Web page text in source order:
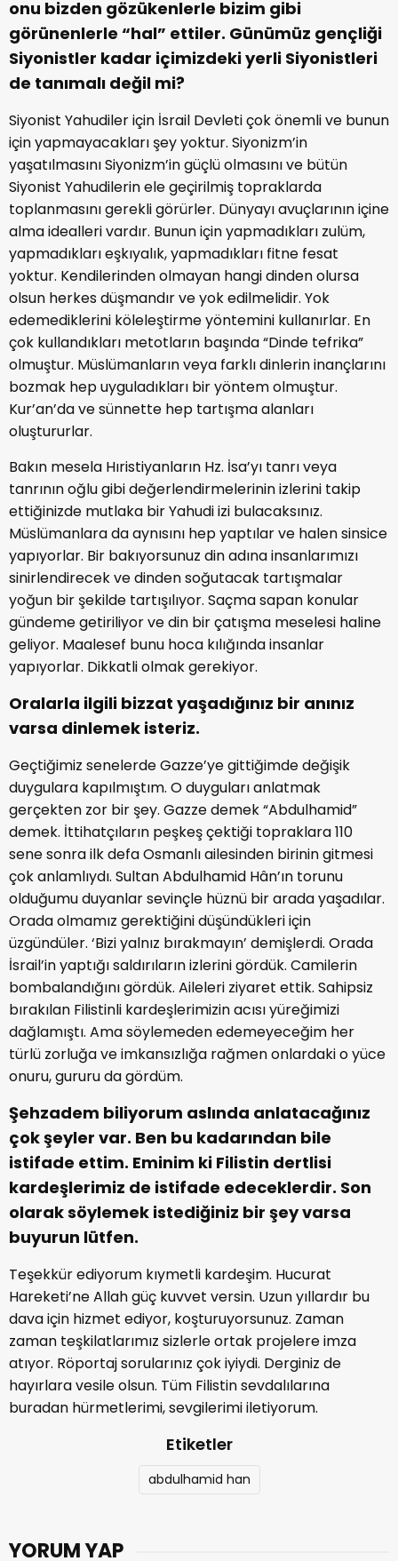
onu bizden gözükenlerle bizim gibi
görünenlerle “hal” ettiler. Günümüz gençliği
Siyonistler kadar içimizdeki yerli Siyonistleri
de tanımalı değil mi?
Siyonist Yahudiler için İsrail Devleti çok önemli ve bunun
için yapmayacakları şey yoktur. Siyonizm’in
yaşatılmasını Siyonizm’in güçlü olmasını ve bütün
Siyonist Yahudilerin ele geçirilmiş topraklarda
toplanmasını gerekli görürler. Dünyayı avuçlarının içine
alma idealleri vardır. Bunun için yapmadıkları zulüm,
yapmadıkları eşkıyalık, yapmadıkları fitne fesat
yoktur. Kendilerinden olmayan hangi dinden olursa
olsun herkes düşmandır ve yok edilmelidir. Yok
edemediklerini köleleştirme yöntemini kullanırlar. En
çok kullandıkları metotların başında “Dinde tefrika”
olmuştur. Müslümanların veya farklı dinlerin inançlarını
bozmak hep uyguladıkları bir yöntem olmuştur.
Kur’an’da ve sünnette hep tartışma alanları
oluştururlar.
Bakın mesela Hıristiyanların Hz. İsa’yı tanrı veya
tanrının oğlu gibi değerlendirmelerinin izlerini takip
ettiğinizde mutlaka bir Yahudi izi bulacaksınız.
Müslümanlara da aynısını hep yaptılar ve halen sinsice
yapıyorlar. Bir bakıyorsunuz din adına insanlarımızı
sinirlendirecek ve dinden soğutacak tartışmalar
yoğun bir şekilde tartışılıyor. Saçma sapan konular
gündeme getiriliyor ve din bir çatışma meselesi haline
geliyor. Maalesef bunu hoca kılığında insanlar
yapıyorlar. Dikkatli olmak gerekiyor.
Oralarla ilgili bizzat yaşadığınız bir anınız
varsa dinlemek isteriz.
Geçtiğimiz senelerde Gazze’ye gittiğimde değişik
duygulara kapılmıştım. O duyguları anlatmak
gerçekten zor bir şey. Gazze demek “Abdulhamid”
demek. İttihatçıların peşkeş çektiği topraklara 110
sene sonra ilk defa Osmanlı ailesinden birinin gitmesi
çok anlamlıydı. Sultan Abdulhamid Hân’ın torunu
olduğumu duyanlar sevinçle hüznü bir arada yaşadılar.
Orada olmamız gerektiğini düşündükleri için
üzgündüler. ‘Bizi yalnız bırakmayın’ demişlerdi. Orada
İsrail’in yaptığı saldırıların izlerini gördük. Camilerin
bombalandığını gördük. Aileleri ziyaret ettik. Sahipsiz
bırakılan Filistinli kardeşlerimizin acısı yüreğimizi
dağlamıştı. Ama söylemeden edemeyeceğim her
türlü zorluğa ve imkansızlığa rağmen onlardaki o yüce
onuru, gururu da gördüm.
Şehzadem biliyorum aslında anlatacağınız
çok şeyler var. Ben bu kadarından bile
istifade ettim. Eminim ki Filistin dertlisi
kardeşlerimiz de istifade edeceklerdir. Son
olarak söylemek istediğiniz bir şey varsa
buyurun lütfen.
Teşekkür ediyorum kıymetli kardeşim. Hucurat
Hareketi’ne Allah güç kuvvet versin. Uzun yıllardır bu
dava için hizmet ediyor, koşturuyorsunuz. Zaman
zaman teşkilatlarımız sizlerle ortak projelere imza
atıyor. Röportaj sorularınız çok iyiydi. Derginiz de
hayırlara vesile olsun. Tüm Filistin sevdalılarına
buradan hürmetlerimi, sevgilerimi iletiyorum.
Etiketler
abdulhamid han
YORUM YAP